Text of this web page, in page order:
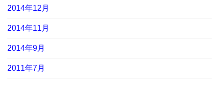
2014年12月
2014年11月
2014年9月
2011年7月